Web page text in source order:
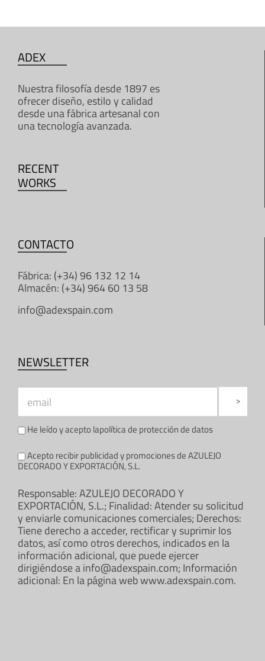
ADEX
Nuestra filosofía desde 1897 es
ofrecer diseño, estilo y calidad
desde una fábrica artesanal con
una tecnología avanzada.
RECENT
WORKS
CONTACTO
Fábrica: (+34) 96 132 12 14
Almacén: (+34) 964 60 13 58
info@adexspain.com
NEWSLETTER
He leído y acepto lapolítica de protección de datos
Acepto recibir publicidad y promociones de AZULEJO
DECORADO Y EXPORTACIÓN, S.L.
Responsable: AZULEJO DECORADO Y
EXPORTACIÓN, S.L.; Finalidad: Atender su solicitud
y enviarle comunicaciones comerciales; Derechos:
Tiene derecho a acceder, rectificar y suprimir los
datos, así como otros derechos, indicados en la
información adicional, que puede ejercer
dirigiéndose a info@adexspain.com; Información
adicional: En la página web www.adexspain.com.